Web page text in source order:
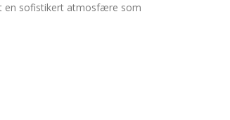
en sofistikert atmosfære som